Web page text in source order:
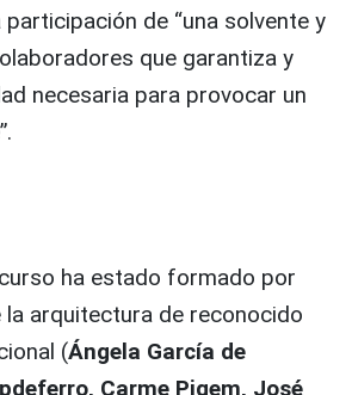
de “una solvente y
que garantiza y
necesaria para provocar un
ha estado formado por
arquitectura de reconocido
(Ángela García de
Carme Pigem, José